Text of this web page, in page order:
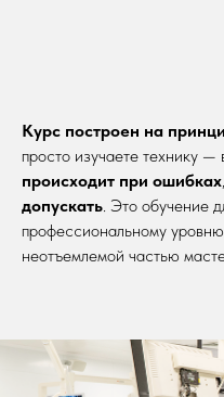
Курс построен на
просто изучаете технику —
происходит при ошибках
допускать. Это обучение
профессиональному
неотъемлемой частью